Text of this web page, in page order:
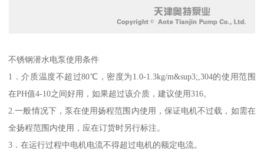
不锈钢潜水电泵使用条件
1．介质温度不超过80℃，密度为1.0-1.3kg/m&sup3;,304的使用范围
在PH值4-10之间好用，如果超过该介质，建议使用316。
2.一般情况下，泵在使用扬程范围内使用，保证电机不过载，如需在
全扬程范围内使用，应在订货时另行标注。
3．在运行过程中电机电流不得超过电机的额定电流。